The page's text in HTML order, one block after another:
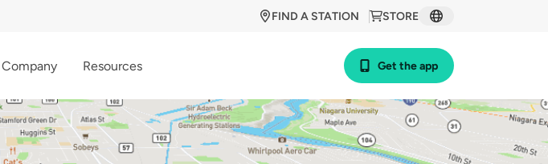
STORE
FIND A STATION
Resources Get the app